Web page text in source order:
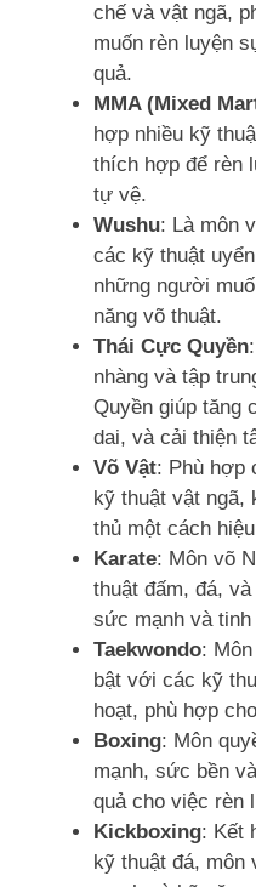
chế và vật ngã,
muốn rèn luyện
quả.
MMA (Mixed
hợp nhiều kỹ
thích hợp để rèn
tự vệ.
Wushu: Là môn
các kỹ thuật
những người
năng võ thuật.
Thái Cực Quyền
nhàng và tập
Quyền giúp tăng
dai, và cải thiện
Võ Vật: Phù hợp
kỹ thuật vật ngã,
thủ một cách
Karate: Môn võ
thuật đấm, đá,
sức mạnh và
Taekwondo:
bật với các kỹ
hoạt, phù hợp
Boxing: Môn
mạnh, sức bền
quả cho việc rèn
Kickboxing: Kết
kỹ thuật đá, môn